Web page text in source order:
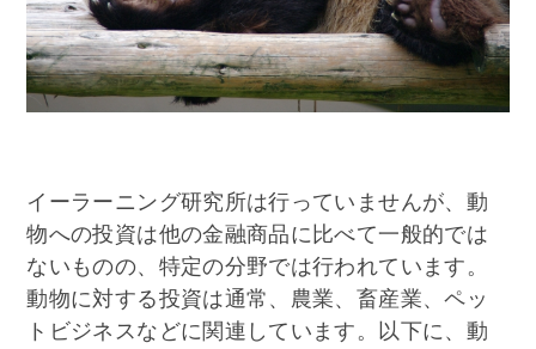
イーラーニング研究所は行っていませんが、動
物への投資は他の金融商品に比べて一般的では
ないものの、特定の分野では行われています。
動物に対する投資は通常、農業、畜産業、ペッ
トビジネスなどに関連しています。以下に、動